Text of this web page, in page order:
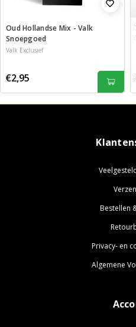
Oud Hollandse Mix - Valk
Snoepgoed
Valk Exclusief
€2,95
Bestellen
Privacy- en
Algemene